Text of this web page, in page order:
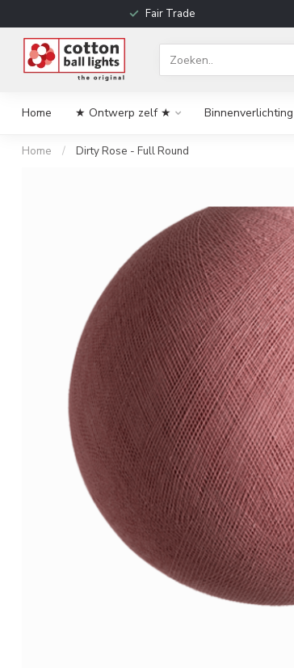
Fair Trade
Home ★ Ontwerp zelf ★ Binnenverlichting
Home / Dirty Rose - Full Round